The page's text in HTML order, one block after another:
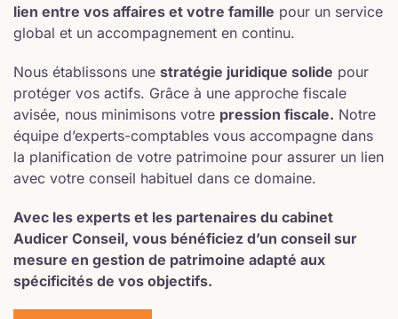
lien entre vos affaires et votre famille pour un service
global et un accompagnement en continu.
Nous établissons une stratégie juridique solide pour
protéger vos actifs. Grâce à une approche fiscale
avisée, nous minimisons votre pression fiscale. Notre
équipe d’experts-comptables vous accompagne dans
la planification de votre patrimoine pour assurer un lien
avec votre conseil habituel dans ce domaine.
Avec les experts et les partenaires du cabinet
Audicer Conseil, vous bénéficiez d’un conseil sur
mesure en gestion de patrimoine adapté aux
spécificités de vos objectifs.